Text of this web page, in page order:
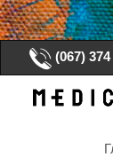
(067)